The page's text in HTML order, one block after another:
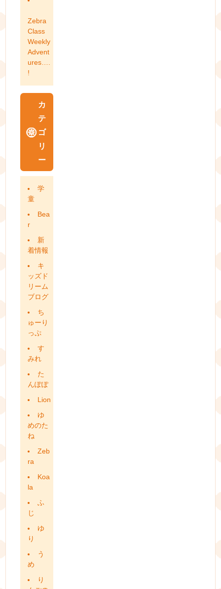
Zebra
Class
Weekly
Advent
ures….
!
カ
テ
ゴ
リ
ー
学
童
Bea
r
新
着情報
キ
ッズド
リーム
ブログ
ち
ゅーり
っぷ
す
みれ
た
んぽぽ
Lion
ゆ
めのた
ね
Zeb
ra
Koa
la
ふ
じ
ゆ
り
う
め
り